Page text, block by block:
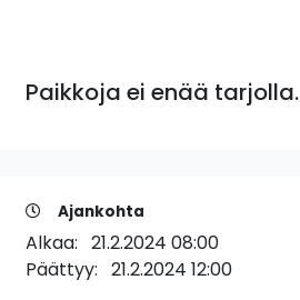
Paikkoja ei enää tarjolla.
Ajankohta
Alkaa: 21.2.2024 08:00
Päättyy: 21.2.2024 12:00